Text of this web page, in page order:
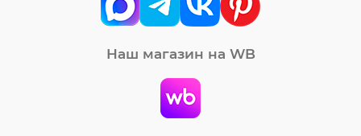
Наш магазин на WB